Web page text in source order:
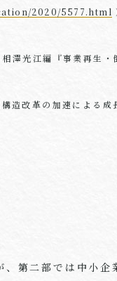
2020/5577.html
澤光江編『事業再生
造改革の加速による
、第二部では中小